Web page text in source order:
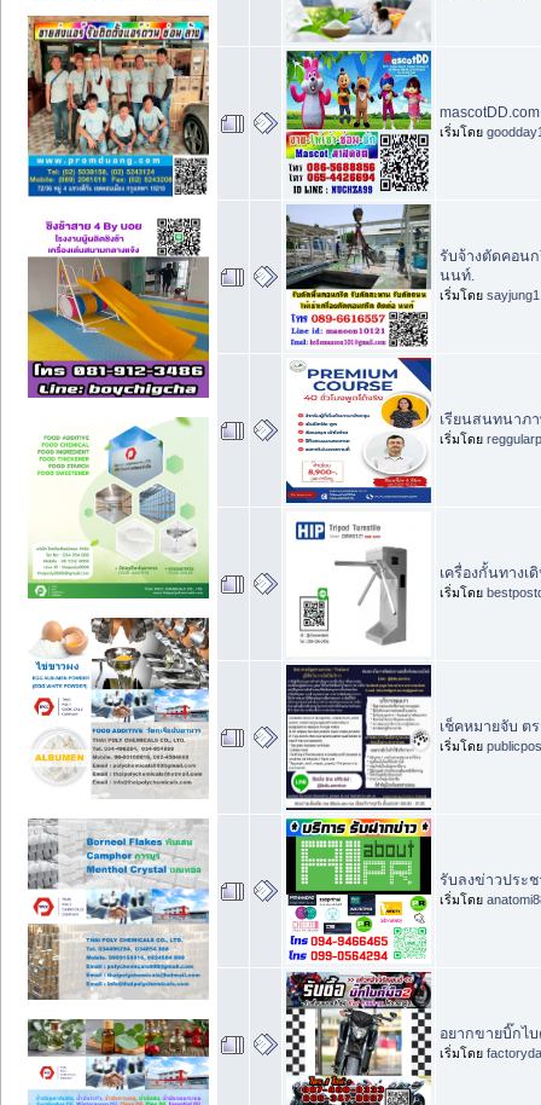
เริ่มโดย
รับจ้างตัดคอน
นนท์.
เริ่มโดย sayjung1
เรียนสนทนาภ
เริ่มโดย
เครื่องกั้นทาง
เริ่มโดย
เช็คหมายจับ ต
เริ่มโดย
รับลงข่าวประช
เริ่มโดย
อยากขายบิ๊กไ
เริ่มโดย